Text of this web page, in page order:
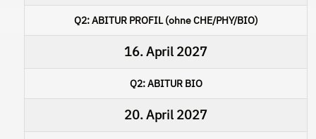
Q2: ABITUR PROFIL (ohne CHE/PHY/BIO)
16. April 2027
Q2: ABITUR BIO
20. April 2027